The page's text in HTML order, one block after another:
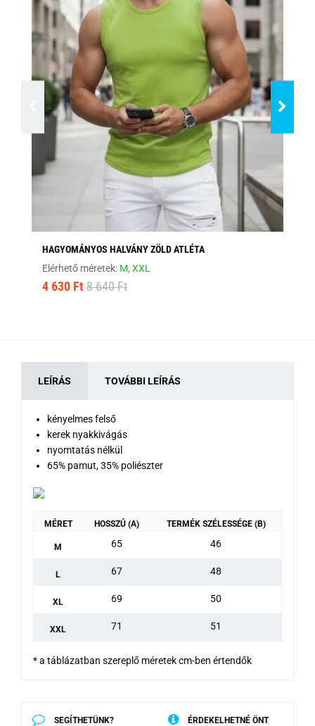
HAGYOMÁNYOS HALVÁNY ZÖLD ATLÉTA
Elérhető méretek: M,XXL
4 630 Ft 8 640 Ft
LEÍRÁS TOVÁBBI LEÍRÁS
kényelmes felső
kerek nyakkivágás
nyomtatás nélkül
65% pamut, 35% poliészter
MÉRET HOSSZÚ (A) TERMÉK SZÉLESSÉGE (B)
M 65 46
L 67 48
XL 69 50
XXL 71 51
* a táblázatban szereplő méretek cm-ben értendők
SEGÍTHETÜNK? ÉRDEKELHETNÉ ÖNT